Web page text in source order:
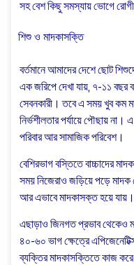
সহ বেশ কিছু সমস্যায় ভোগে
শিশু ও মাদকাসক্তি
বর্তমানে আমাদের দেশে ছোট
এক জরিপে দেখা যায়, ৭-১১
সেবনকারী। তবে এ সময় খুব কম
নির্ভশীলতার পর্যায়ে পৌছায় না।
পরিবার আর সামাজিক পরিবেশ।
বেশিরভাগ বস্তিতে বাচ্চাদের
সময় নিজেরাও জড়িয়ে পড়ে মাদক
আর এভাবে মাদকাসক্ত হয়ে যায়।
এছাড়াও জিনগত প্রভাব থেকেও
৪০-৬০ ভাগ ক্ষেত্রে
ব্যক্তির মাদকাসক্তিতে কাজ